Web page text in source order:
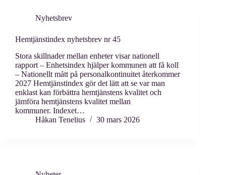
Nyhetsbrev
Hemtjänstindex nyhetsbrev nr 45
Stora skillnader mellan enheter visar nationell
rapport – Enhetsindex hjälper kommunen att få koll
– Nationellt mått på personalkontinuitet återkommer
2027 Hemtjänstindex gör det lätt att se var man
enklast kan förbättra hemtjänstens kvalitet och
jämföra hemtjänstens kvalitet mellan
kommuner. Indexet…
Håkan Tenelius
30 mars 2026